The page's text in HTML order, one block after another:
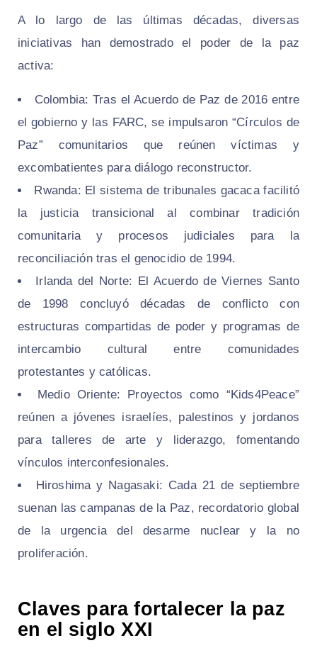
A lo largo de las últimas décadas, diversas
iniciativas han demostrado el poder de la paz
activa:
Colombia: Tras el Acuerdo de Paz de 2016 entre
el gobierno y las FARC, se impulsaron “Círculos de
Paz” comunitarios que reúnen víctimas y
excombatientes para diálogo reconstructor.
Rwanda: El sistema de tribunales gacaca facilitó
la justicia transicional al combinar tradición
comunitaria y procesos judiciales para la
reconciliación tras el genocidio de 1994.
Irlanda del Norte: El Acuerdo de Viernes Santo
de 1998 concluyó décadas de conflicto con
estructuras compartidas de poder y programas de
intercambio cultural entre comunidades
protestantes y católicas.
Medio Oriente: Proyectos como “Kids4Peace”
reúnen a jóvenes israelíes, palestinos y jordanos
para talleres de arte y liderazgo, fomentando
vínculos interconfesionales.
Hiroshima y Nagasaki: Cada 21 de septiembre
suenan las campanas de la Paz, recordatorio global
de la urgencia del desarme nuclear y la no
proliferación.
Claves para fortalecer la paz
en el siglo XXI